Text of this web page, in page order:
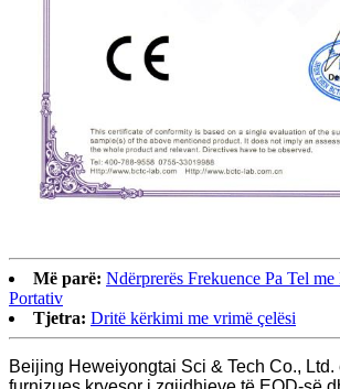
Më parë: Ndërprerës Frekuence Pa Tel
Portativ
Tjetra: Dritë kërkimi me vrimë çelësi
Beijing Heweiyongtai Sci & Tech Co., Ltd.